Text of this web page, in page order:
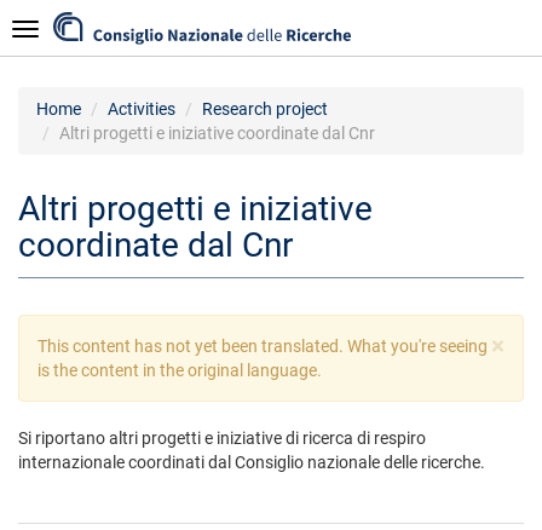
to
main
Navigazione
Home Activities
Research project
Altri progetti e iniziative coordinate dal Cnr
Altri progetti e iniziative
coordinate dal Cnr
×
Warning
message
This content has not yet been translated. What you're seeing
is the content in the original language.
Si riportano altri progetti e iniziative di ricerca di respiro
internazionale coordinati dal Consiglio nazionale delle ricerche.